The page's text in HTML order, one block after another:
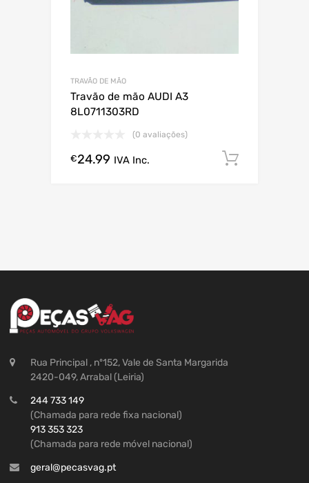
TRAVÃO DE MÃO
Travão de mão AUDI A3
8L0711303RD
(0 avaliações)
€24.99 IVA Inc.
Rua Principal , nº152, Vale de Santa Margarida
2420-049, Arrabal (Leiria)
244 733 149
(Chamada para rede fixa nacional)
913 353 323
(Chamada para rede móvel nacional)
geral@pecasvag.pt